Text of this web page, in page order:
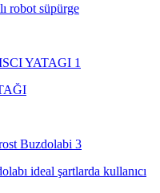
robot süpürge
ideal şartlarda kullanıcı